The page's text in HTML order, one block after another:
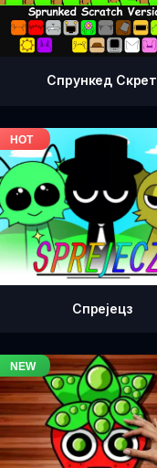
Спрункед Скрет
Спрејецз